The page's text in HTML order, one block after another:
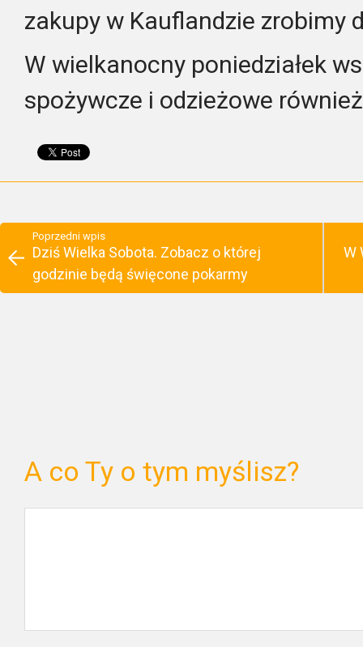
zakupy w Kauflandzie zrobimy
W wielkanocny poniedziałek
spożywcze i odzieżowe
Poprzedni wpis
Dziś Wielka Sobota. Zobacz o której
godzinie będą święcone pokarmy
W
A co Ty o tym myślisz?